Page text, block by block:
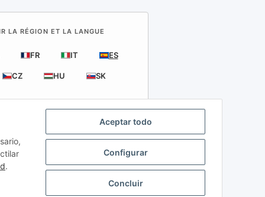
Aceptar todo
Configurar
Concluir
.
LA RÉGION ET LA LANGUE
FR IT ES
CZ HU SK